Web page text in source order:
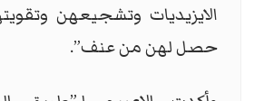
الايزيديات وتشجيعهن
حصل لهن من عنف”.